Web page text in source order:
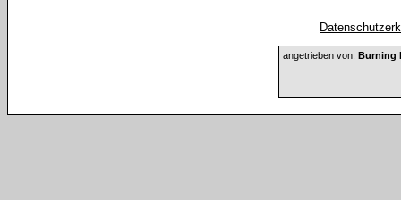
angetrieben von: Burning